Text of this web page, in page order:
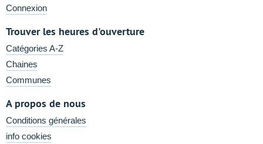
Connexion
Trouver les heures d'ouverture
Catégories A-Z
Chaines
Communes
A propos de nous
Conditions générales
info cookies